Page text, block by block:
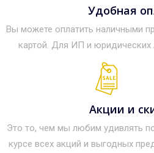
Удобная
Вы можете оплатить наличными
картой. Для ИП и
Акции и
Это то, чем мы любим удивлять
курсе всех акций и выгодных